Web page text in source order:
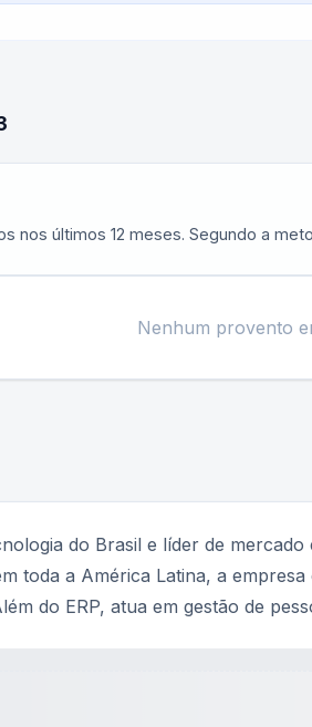
nos últimos 12 meses. Segundo a
Nenhum provento
do Brasil e líder de
toda a América Latina, a
do ERP, atua em gestão de